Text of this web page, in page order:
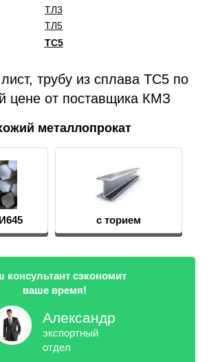
ТЛ3
ТЛ5
ТС5
лист, трубу из сплава ТС5 по
цене от поставщика КМЗ
металлопрокат
с торием
консультант сэкономит
ваше время!
Александр
экспортный
отдел